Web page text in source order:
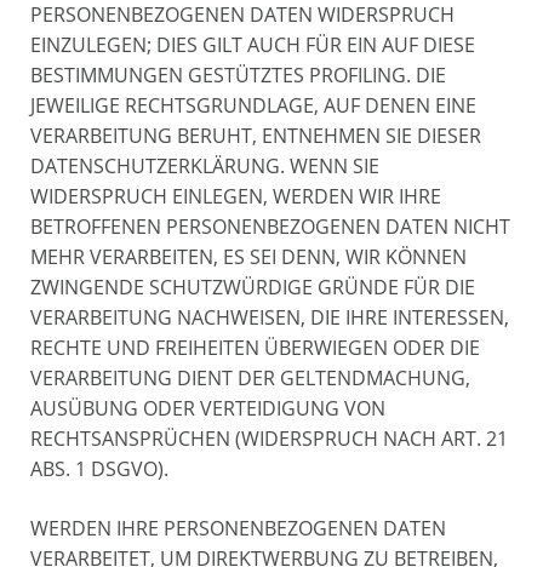
PERSONENBEZOGENEN DATEN WIDERSPRUCH
EINZULEGEN; DIES GILT AUCH FÜR EIN AUF DIESE
BESTIMMUNGEN GESTÜTZTES PROFILING. DIE
JEWEILIGE RECHTSGRUNDLAGE, AUF DENEN EINE
VERARBEITUNG BERUHT, ENTNEHMEN SIE DIESER
DATENSCHUTZERKLÄRUNG. WENN SIE
WIDERSPRUCH EINLEGEN, WERDEN WIR IHRE
BETROFFENEN PERSONENBEZOGENEN DATEN NICHT
MEHR VERARBEITEN, ES SEI DENN, WIR KÖNNEN
ZWINGENDE SCHUTZWÜRDIGE GRÜNDE FÜR DIE
VERARBEITUNG NACHWEISEN, DIE IHRE INTERESSEN,
RECHTE UND FREIHEITEN ÜBERWIEGEN ODER DIE
VERARBEITUNG DIENT DER GELTENDMACHUNG,
AUSÜBUNG ODER VERTEIDIGUNG VON
RECHTSANSPRÜCHEN (WIDERSPRUCH NACH ART. 21
ABS. 1 DSGVO).
WERDEN IHRE PERSONENBEZOGENEN DATEN
VERARBEITET, UM DIREKTWERBUNG ZU BETREIBEN,